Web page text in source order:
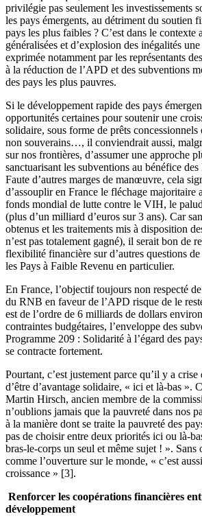
privilégie pas seulement les investissements
les pays émergents, au détriment du soutien
pays les plus faibles ? C’est dans le contexte
généralisées et d’explosion des inégalités
exprimée notamment par les représentants
à la réduction de l’APD et des subventions
des pays les plus pauvres.
Si le développement rapide des pays
opportunités certaines pour soutenir une
solidaire, sous forme de prêts concessionnels
non souverains…, il conviendrait aussi,
sur nos frontières, d’assumer une approche
sanctuarisant les subventions au bénéfice
Faute d’autres marges de manœuvre, cela
d’assouplir en France le fléchage majoritaire
fonds mondial de lutte contre le VIH, le
(plus d’un milliard d’euros sur 3 ans). Car
obtenus et les traitements mis à disposition
n’est pas totalement gagné), il serait bon de
flexibilité financière sur d’autres questions
les Pays à Faible Revenu en particulier.
En France, l’objectif toujours non respecté
du RNB en faveur de l’APD risque de le
est de l’ordre de 6 milliards de dollars
contraintes budgétaires, l’enveloppe des
Programme 209 : Solidarité à l’égard des
se contracte fortement.
Pourtant, c’est justement parce qu’il y a
d’être d’avantage solidaire, « ici et là-bas ».
Martin Hirsch, ancien membre de la
n’oublions jamais que la pauvreté dans nos
à la manière dont se traite la pauvreté des
pas de choisir entre deux priorités ici ou là-
bras-le-corps un seul et même sujet ! ».
comme l’ouverture sur le monde, « c’est
croissance » [3].
Renforcer les coopérations financières
développement